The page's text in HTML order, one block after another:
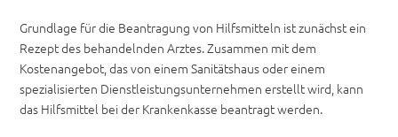
Grundlage für die Beantragung von Hilfsmitteln ist zunächst ein
Rezept des behandelnden Arztes. Zusammen mit dem
Kostenangebot, das von einem Sanitätshaus oder einem
spezialisierten Dienstleistungsunternehmen erstellt wird, kann
das Hilfsmittel bei der Krankenkasse beantragt werden.